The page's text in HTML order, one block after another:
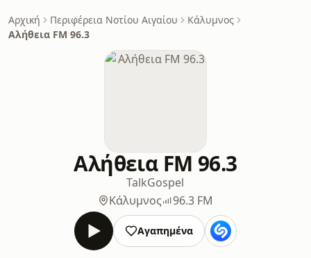
Αρχική Περιφέρεια Νοτίου Αιγαίου
Κάλυμνος
Αλήθεια FM 96.3
Αλήθεια FM 96.3
TalkGospel
Κάλυμνος
96.3 FM
Αγαπημένα